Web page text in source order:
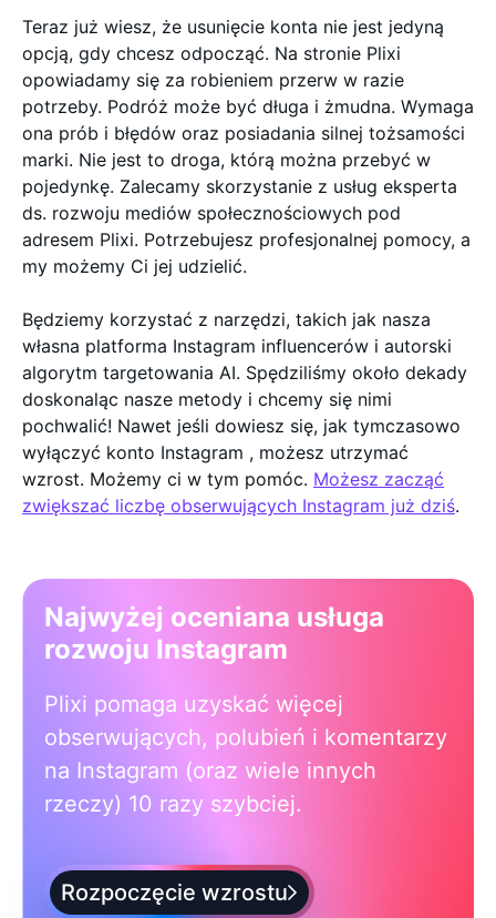
Teraz już wiesz, że usunięcie konta nie jest jedyną
opcją, gdy chcesz odpocząć. Na stronie Plixi
opowiadamy się za robieniem przerw w razie
potrzeby. Podróż może być długa i żmudna. Wymaga
ona prób i błędów oraz posiadania silnej tożsamości
marki. Nie jest to droga, którą można przebyć w
pojedynkę. Zalecamy skorzystanie z usług eksperta
ds. rozwoju mediów społecznościowych pod
adresem Plixi. Potrzebujesz profesjonalnej pomocy, a
my możemy Ci jej udzielić.
Będziemy korzystać z narzędzi, takich jak nasza
własna platforma Instagram influencerów i autorski
algorytm targetowania AI. Spędziliśmy około dekady
doskonaląc nasze metody i chcemy się nimi
pochwalić! Nawet jeśli dowiesz się, jak tymczasowo
wyłączyć konto Instagram , możesz utrzymać
wzrost. Możemy ci w tym pomóc. Możesz zacząć
zwiększać liczbę obserwujących Instagram już dziś.
Najwyżej oceniana usługa
rozwoju Instagram
Plixi pomaga uzyskać więcej
obserwujących, polubień i komentarzy
na Instagram (oraz wiele innych
rzeczy) 10 razy szybciej.
Rozpoczęcie wzrostu